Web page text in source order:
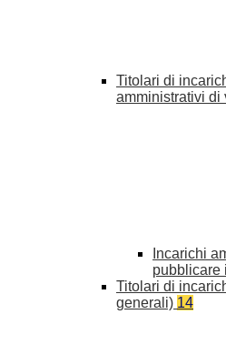
Titolari di
amministrativi di
Incarichi
pubblicare
Titolari di
generali) 14